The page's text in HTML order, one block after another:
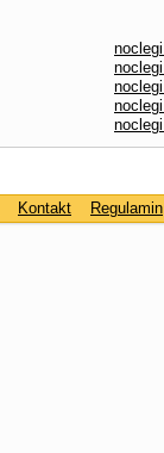
Kontakt Regulamin